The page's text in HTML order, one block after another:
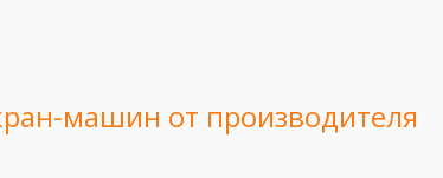
машин от производителя